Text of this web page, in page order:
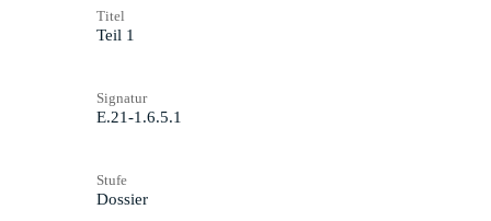
Titel
Teil 1
Signatur
E.21-1.6.5.1
Stufe
Dossier